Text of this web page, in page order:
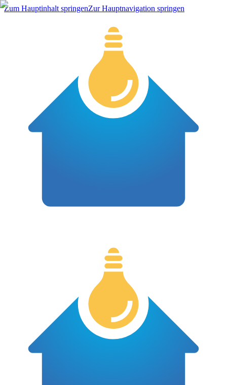
Zum Hauptinhalt springenZur Hauptnavigation springen